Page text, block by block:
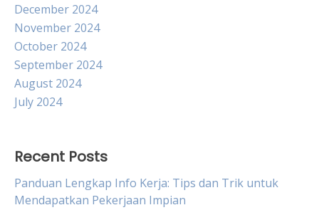
December 2024
November 2024
October 2024
September 2024
August 2024
July 2024
Recent Posts
Panduan Lengkap Info Kerja: Tips dan Trik untuk
Mendapatkan Pekerjaan Impian